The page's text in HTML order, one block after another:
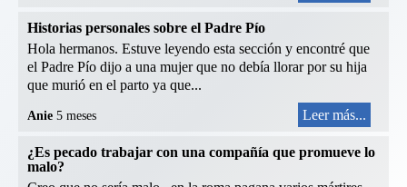
Historias personales sobre el Padre Pío
Hola hermanos. Estuve leyendo esta sección y encontré que
el Padre Pío dijo a una mujer que no debía llorar por su hija
que murió en el parto ya que...
Anie 5 meses Leer más...
¿Es pecado trabajar con una compañía que promueve lo
malo?